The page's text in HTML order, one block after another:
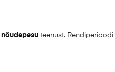
nõudepesu teenust.